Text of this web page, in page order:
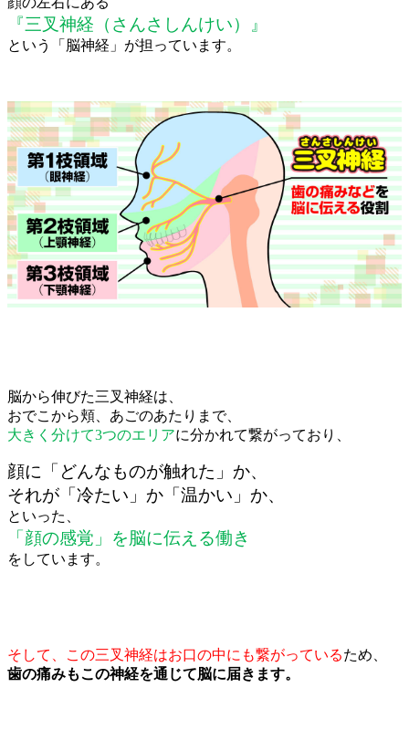
『三叉神経（さんさしんけい）』
という「脳神経」が担っています。
脳から伸びた三叉神経は、
おでこから頬、あごのあたりまで、
大きく分けて3つのエリアに分かれて繋がっており、
顔に「どんなものが触れた」か、
それが「冷たい」か「温かい」か、
といった、
「顔の感覚」を脳に伝える働き
をしています。
そして、この三叉神経はお口の中にも繋がっているため、
歯の痛みもこの神経を通じて脳に届きます。